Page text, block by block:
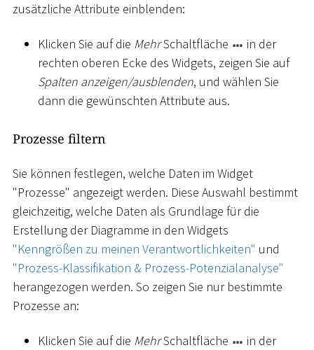
zusätzliche Attribute einblenden:
Klicken Sie auf die MehrSchaltfläche
in der
rechten oberen Ecke des Widgets, zeigen Sie auf
Spalten anzeigen/ausblenden, und wählen Sie
dann die gewünschten Attribute aus.
Prozesse filtern
Sie können festlegen, welche Daten im Widget
"Prozesse" angezeigt werden. Diese Auswahl bestimmt
gleichzeitig, welche Daten als Grundlage für die
Erstellung der Diagramme in den Widgets
"Kenngrößen zu meinen Verantwortlichkeiten" und
"Prozess-Klassifikation & Prozess-Potenzialanalyse"
herangezogen werden. So zeigen Sie nur bestimmte
Prozesse an:
Klicken Sie auf die MehrSchaltfläche
in der